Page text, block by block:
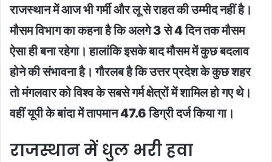
राजस्थान में आज भी गर्मी और लू से राहत की उम्मीद नहीं है।
मौसम विभाग का कहना है कि अलगे 3 से 4 दिन तक मौसम
ऐसा ही बना रहेगा। हालांकि इसके बाद मौसम में कुछ बदलाव
होने की संभावना है। गौरलब है कि उत्तर प्रदेश के कुछ शहर
तो मंगलवार को विश्व के सबसे गर्म क्षेत्रों में शामिल हो गए थे।
वहीं यूपी के बांदा में तापमान 47.6 डिग्री दर्ज किया गा।
राजस्थान में धुल भरी हवा